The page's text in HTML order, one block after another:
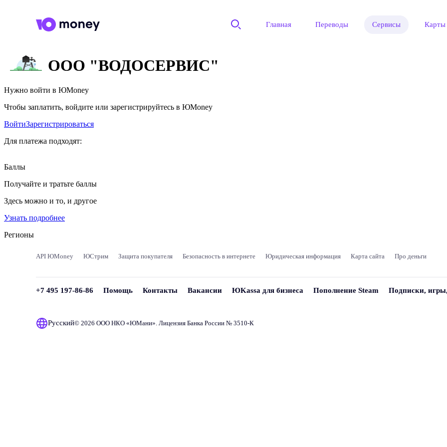
Главная Переводы Сервисы Карты
ООО "ВОДОСЕРВИС"
Нужно войти в ЮMoney
Чтобы заплатить, войдите или зарегистрируйтесь в ЮMoney
ВойтиЗарегистрироваться
Для платежа подходят:
Баллы
Получайте и тратьте баллы
Здесь можно и то, и другое
Узнать подробнее
Регионы
API ЮMoney ЮСтрим Защита покупателя Безопасность в интернете Юридическая информация Карта сайта Про деньги
+7 495 197-86-86 Помощь Контакты Вакансии ЮKassa для бизнеса Пополнение Steam Подписки,
Русский© 2026 ООО НКО «ЮМани». Лицензия Банка России № 3510‑К